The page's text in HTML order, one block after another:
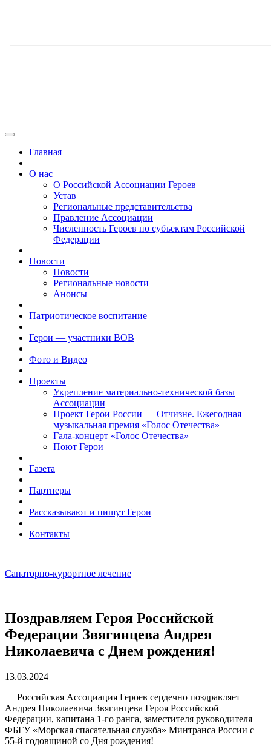
Главная
О нас
О Российской Ассоциации Героев
Устав
Региональные представительства
Правление Ассоциации
Численность Героев по субъектам Российской
Федерации
Новости
Новости
Региональные новости
Анонсы
Патриотическое воспитание
Герои — участники ВОВ
Фото и Видео
Проекты
Укрепление материально-технической базы
Ассоциации
Проект Герои России — Отчизне. Ежегодная
музыкальная премия «Голос Отечества»
Гала-концерт «Голос Отечества»
Поют Герои
Газета
Партнеры
Рассказывают и пишут Герои
Контакты
Санаторно-курортное лечение
Поздравляем Героя Российской
Федерации Звягинцева Андрея
Николаевича с Днем рождения!
13.03.2024
Российская Ассоциация Героев сердечно поздравляет
Андрея Николаевича Звягинцева Героя Российской
Федерации, капитана 1-го ранга, заместителя руководителя
ФБГУ «Морская спасательная служба» Минтранса России с
55-й годовщиной со Дня рождения!